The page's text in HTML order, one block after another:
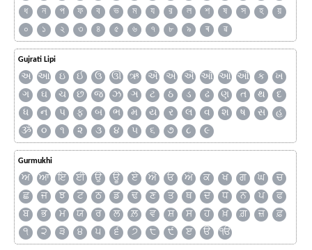
ধ
ন প ফ ব ভ ম য র ল শ ষ স হ
য়
০
১ ২ ৩ ৪ ৫ ৬ ৭ ৮ ৯ ৰ ৱ
Gujrati Lipi
અ આ ઇ ઈ ઉ ઊ ઋ ઍ એ ઐ ઑ ઓ ઔ ક
ખ
ગ
ઘ ચ છ જ ઝ ઞ ટ ઠ ડ ઢ ણ ત થ
દ
ધ
ન પ ફ બ ભ મ ય ર લ વ શ ષ સ
હ
ૐ
૦ ૧ ૨ ૩ ૪ ૫ ૬ ૭ ૮ ૯
Gurmukhi
ਅ ਆ ਇ ਈ ਉ ਊ ਏ ਐ ਓ ਔ ਕ ਖ ਗ ਘ
ਚ
ਛ
ਜ ਝ ਟ ਠ ਡ ਢ ਣ ਤ ਥ ਦ ਧ ਨ ਪ
ਫ
ਬ
ਭ ਮ ਯ ਰ ਲ ਲ਼ ਵ ਸ਼ ਸ ਹ ਖ਼ ਗ਼ ਜ਼
ਫ਼
੧
੨ ੩ ੪ ੫ ੬ ੭ ੮ ੯ ੲ ੳ ੴ